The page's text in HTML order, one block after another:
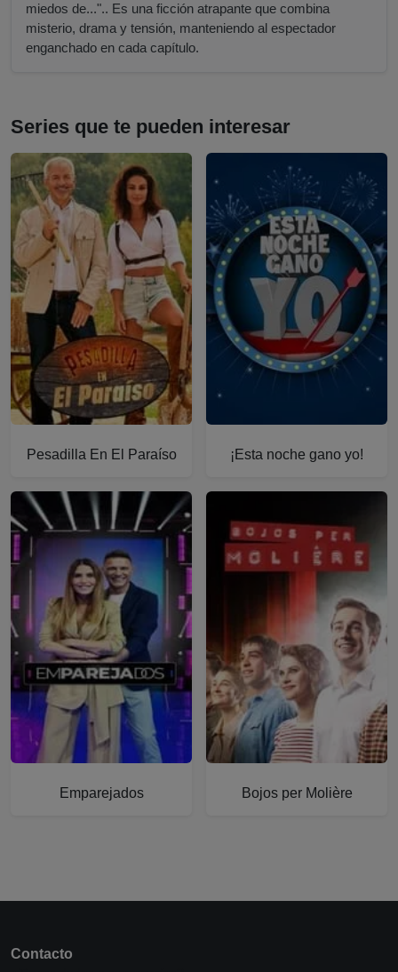
miedos de...".. Es una ficción atrapante que combina
misterio, drama y tensión, manteniendo al espectador
enganchado en cada capítulo.
Series que te pueden interesar
Pesadilla En El Paraíso
¡Esta noche gano yo!
Emparejados
Bojos per Molière
Contacto